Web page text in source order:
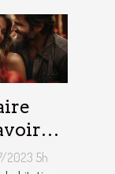
la
2023 5h